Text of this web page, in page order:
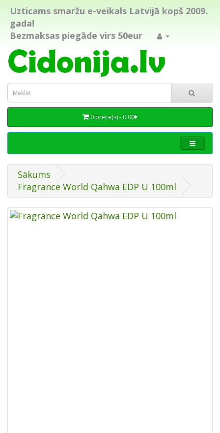
Uzticams smaržu e-veikals Latvijā kopš 2009.
gada!
Bezmaksas piegāde virs 50eur
0 prece(s) - 0.00€
Sākums
Fragrance World Qahwa EDP U 100ml